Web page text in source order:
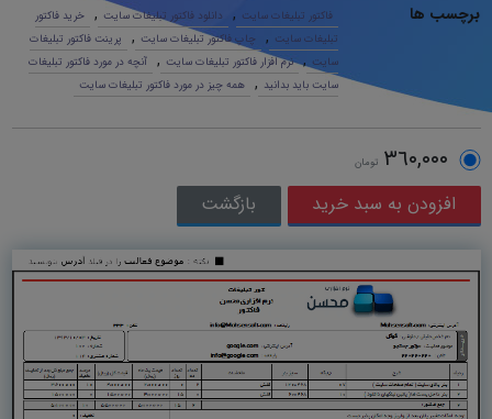
برچسب ها
فاکتور تبلیغات سایت , دانلود فاکتور تبلیغات سایت ,
خرید فاکتور
تبلیغات سایت , چاپ فاکتور تبلیغات سایت ,
پرینت فاکتور تبلیغات
سایت , نرم افزار فاکتور تبلیغات سایت ,
آنچه در مورد فاکتور تبلیغات
سایت باید بدانید , همه چیز در مورد فاکتور تبلیغات سایت
٣٦٠,٠٠٠ تومان
بازگشت